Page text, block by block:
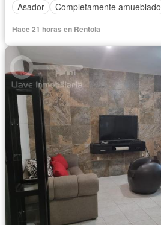
Asador
Completamente amueblado
Hace 21 horas en Rentola